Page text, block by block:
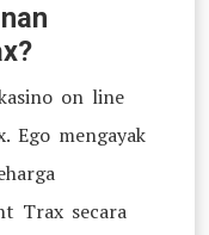
on line
Ego mengayak
Trax secara